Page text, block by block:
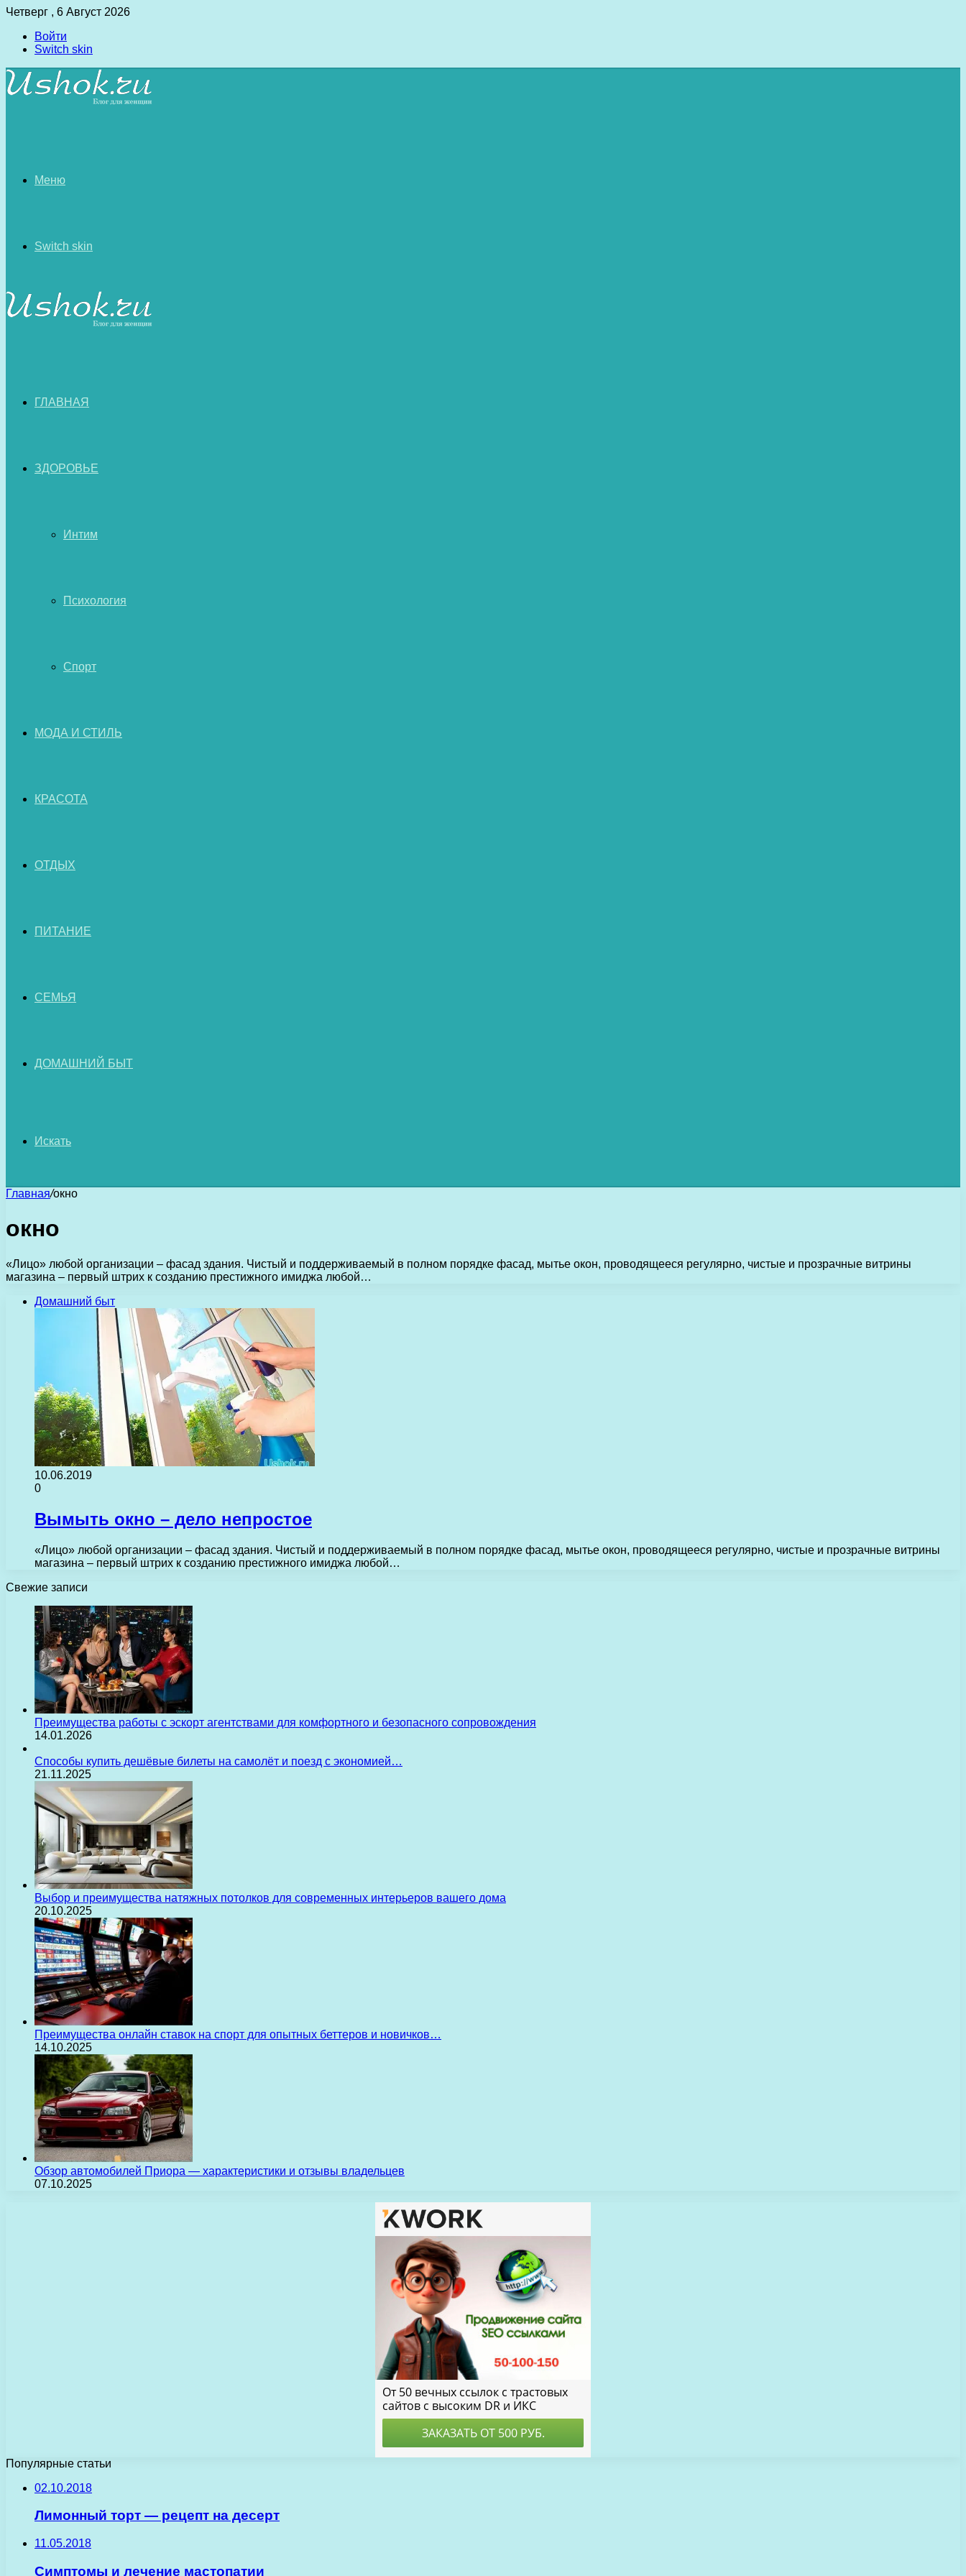
Четверг , 6 Август 2026
Войти
Switch skin
Меню
Switch skin
ГЛАВНАЯ
ЗДОРОВЬЕ
Интим
Психология
Спорт
МОДА И СТИЛЬ
КРАСОТА
ОТДЫХ
ПИТАНИЕ
СЕМЬЯ
ДОМАШНИЙ БЫТ
Искать
Главная/окно
окно
«Лицо» любой организации – фасад здания. Чистый и поддерживаемый в полном порядке фасад, мытье окон, проводящееся регулярно, чистые и прозрачные витрины
магазина – первый штрих к созданию престижного имиджа любой…
Домашний быт
10.06.2019
0
Вымыть окно – дело непростое
«Лицо» любой организации – фасад здания. Чистый и поддерживаемый в полном порядке фасад, мытье окон, проводящееся регулярно, чистые и прозрачные витрины
магазина – первый штрих к созданию престижного имиджа любой…
Свежие записи
Преимущества работы с эскорт агентствами для комфортного и безопасного сопровождения
14.01.2026
Способы купить дешёвые билеты на самолёт и поезд с экономией…
21.11.2025
Выбор и преимущества натяжных потолков для современных интерьеров вашего дома
20.10.2025
Преимущества онлайн ставок на спорт для опытных беттеров и новичков…
14.10.2025
Обзор автомобилей Приора — характеристики и отзывы владельцев
07.10.2025
Популярные статьи
02.10.2018
Лимонный торт — рецепт на десерт
11.05.2018
Симптомы и лечение мастопатии